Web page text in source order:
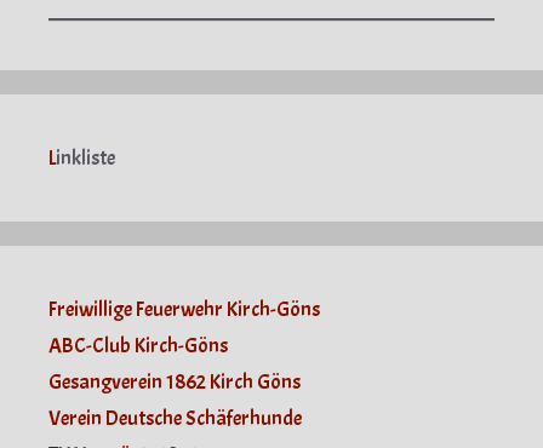
Linkliste
Freiwillige Feuerwehr Kirch-Göns
ABC-Club Kirch-Göns
Gesangverein 1862 Kirch Göns
Verein Deutsche Schäferhunde